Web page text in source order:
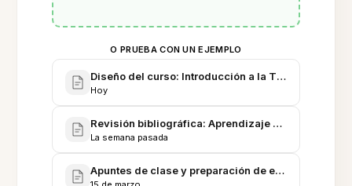
O PRUEBA CON UN EJEMPLO
Diseño del curso: Introducción a la Tecnología
Hoy
Revisión bibliográfica: Aprendizaje activo,
La semana pasada
Apuntes de clase y preparación de examen: